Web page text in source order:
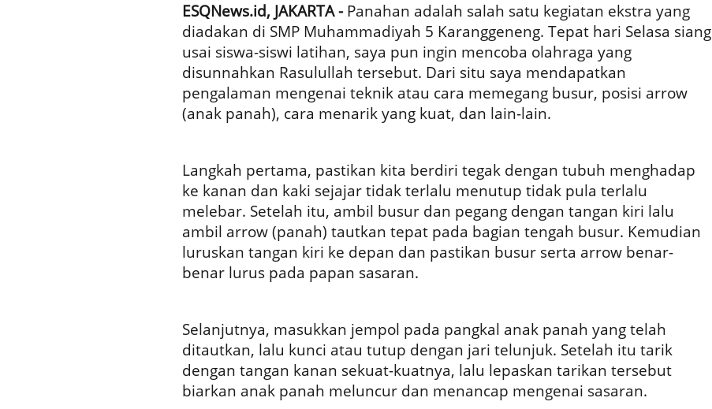
ESQNews.id, JAKARTA -Panahan adalah salah satu kegiatan ekstra yang
diadakan di SMP Muhammadiyah 5 Karanggeneng. Tepat hari Selasa siang
usai siswa-siswi latihan, saya pun ingin mencoba olahraga yang
disunnahkan Rasulullah tersebut. Dari situ saya mendapatkan
pengalaman mengenai teknik atau cara memegang busur, posisi arrow
(anak panah), cara menarik yang kuat, dan lain-lain.
Langkah pertama, pastikan kita berdiri tegak dengan tubuh menghadap
ke kanan dan kaki sejajar tidak terlalu menutup tidak pula terlalu
melebar. Setelah itu, ambil busur dan pegang dengan tangan kiri lalu
ambil arrow (panah) tautkan tepat pada bagian tengah busur. Kemudian
luruskan tangan kiri ke depan dan pastikan busur serta arrow benar-
benar lurus pada papan sasaran.
Selanjutnya, masukkan jempol pada pangkal anak panah yang telah
ditautkan, lalu kunci atau tutup dengan jari telunjuk. Setelah itu tarik
dengan tangan kanan sekuat-kuatnya, lalu lepaskan tarikan tersebut
biarkan anak panah meluncur dan menancap mengenai sasaran.